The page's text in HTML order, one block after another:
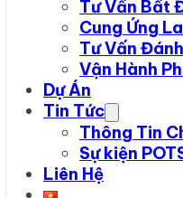
Tư Vấn Bất
Cung Ứng
Tư Vấn
Vận Hành
Dự Án
Tin Tức
Thông Tin
Sự kiện
Liên Hệ